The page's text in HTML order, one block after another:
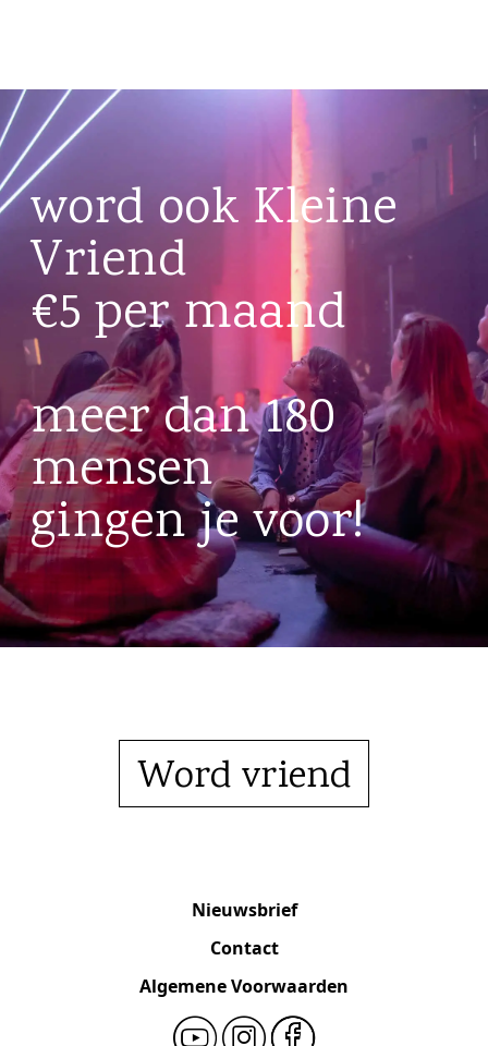
word ook Kleine
Vriend
€5 per maand
meer dan 180
mensen
gingen je voor!
Word vriend
Nieuwsbrief
Contact
Algemene Voorwaarden